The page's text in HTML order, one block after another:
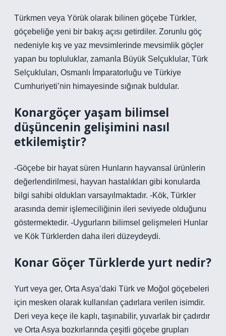
Türkmen veya Yörük olarak bilinen göçebe Türkler,
göçebeliğe yeni bir bakış açısı getirdiler. Zorunlu göç
nedeniyle kış ve yaz mevsimlerinde mevsimlik göçler
yapan bu topluluklar, zamanla Büyük Selçuklular, Türk
Selçukluları, Osmanlı İmparatorluğu ve Türkiye
Cumhuriyeti’nin himayesinde sığınak buldular.
Konargöçer yaşam bilimsel
düşüncenin gelişimini nasıl
etkilemiştir?
-Göçebe bir hayat süren Hunların hayvansal ürünlerin
değerlendirilmesi, hayvan hastalıkları gibi konularda
bilgi sahibi oldukları varsayılmaktadır. -Kök, Türkler
arasında demir işlemeciliğinin ileri seviyede olduğunu
göstermektedir. -Uygurların bilimsel gelişmeleri Hunlar
ve Kök Türklerden daha ileri düzeydeydi.
Konar Göçer Türklerde yurt nedir?
Yurt veya ger, Orta Asya’daki Türk ve Moğol göçebeleri
için mesken olarak kullanılan çadırlara verilen isimdir.
Deri veya keçe ile kaplı, taşınabilir, yuvarlak bir çadırdır
ve Orta Asya bozkırlarında çeşitli göçebe grupları